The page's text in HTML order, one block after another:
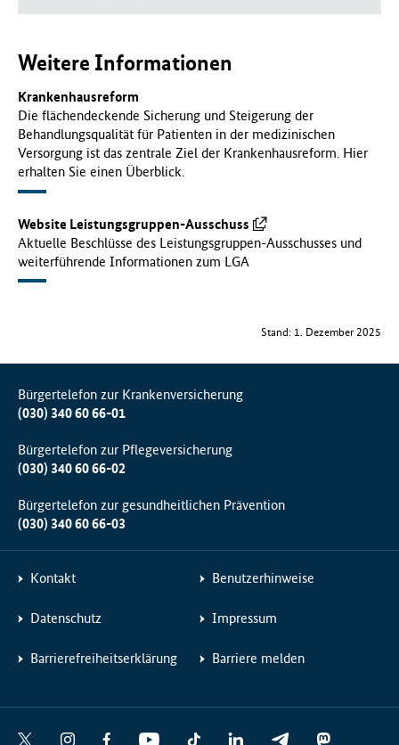
Weitere Informationen
Krankenhausreform
Die flächendeckende Sicherung und Steigerung der
Behandlungsqualität für Patienten in der medizinischen
Versorgung ist das zentrale Ziel der Krankenhausreform. Hier
erhalten Sie einen Überblick.
Website Leistungsgruppen-Ausschuss
Aktuelle Beschlüsse des Leistungsgruppen-Ausschusses und
weiterführende Informationen zum LGA
Stand: 1. Dezember 2025
Bürgertelefon zur Krankenversicherung
(030) 340 60 66-01
Bürgertelefon zur Pflegeversicherung
(030) 340 60 66-02
Bürgertelefon zur gesundheitlichen Prävention
(030) 340 60 66-03
Kontakt Benutzerhinweise
Datenschutz Impressum
Barrierefreiheitserklärung Barriere melden
Social